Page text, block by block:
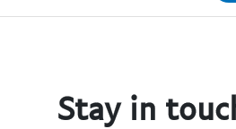
Stay in